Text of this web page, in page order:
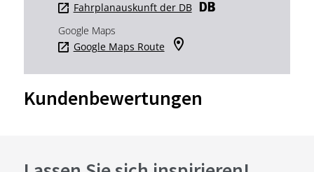
Fahrplanauskunft der DB
Google Maps
Google Maps Route
Kundenbewertungen